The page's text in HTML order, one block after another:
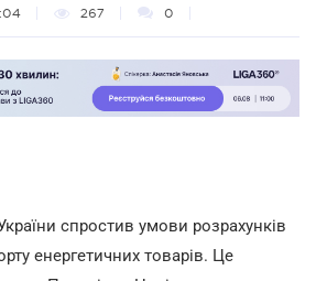
267 0
спростив умови розрахунків
енергетичних товарів. Це